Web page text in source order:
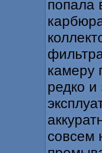
попала
камеру
редко и
совсем